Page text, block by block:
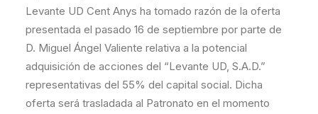
Levante UD Cent Anys ha tomado razón de la oferta
presentada el pasado 16 de septiembre por parte de
D. Miguel Ángel Valiente relativa a la potencial
adquisición de acciones del “Levante UD, S.A.D.”
representativas del 55% del capital social. Dicha
oferta será trasladada al Patronato en el momento